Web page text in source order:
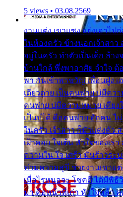
5 views • 03.08.2569
งานแต่ง เขาแซง แย่งเอาไ
ในห้องครัว ข้างนอกเจ้าสาว
อยู่ในครัว ทำตัวเป็นเด็ก ล้า
บ้านใกล้ พึ่งพาอาศัย จำใจ ต้
พา กันเข้าพาขวัญ เพื่อนฝูง เ
เดียวดาย เป็นคนพ่าย บ่มีควา
คนพ่าย บ่มีความหมาย เคียงใ
เป็นบ่ได้ คือคนพ่าย ฮักคน ไ
ในครัว เจ้าสาว ก็มัวแต่งตัว ส
เฝ้าคอย ใจเต้น หัวใจของเร
ความใน ใจ เศร้า มันร้าวระ
ท่ามความสุขี ช่วยงานเขาแต่
เมื่อไรหนอจะ โชคดี ได้มีพิธี
มา คือหน้าที่เก่า หัวใจหล้า